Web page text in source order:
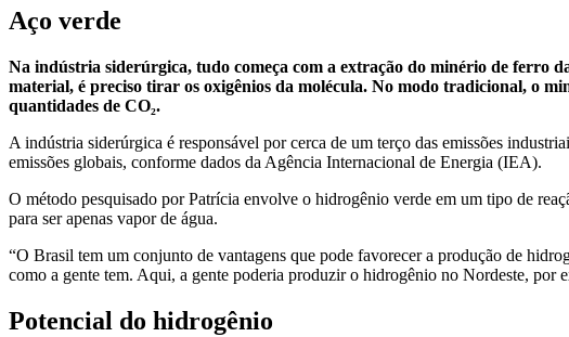
Aço verde
Na indústria siderúrgica, tudo começa com a extração do minério de ferro
material, é preciso tirar os oxigênios da molécula. No modo tradicional, o
quantidades de CO₂.
A indústria siderúrgica é responsável por cerca de um terço das emissões
emissões globais, conforme dados da Agência Internacional de Energia (IEA).
O método pesquisado por Patrícia envolve o hidrogênio verde em um tipo de
para ser apenas vapor de água.
“O Brasil tem um conjunto de vantagens que pode favorecer a produção de
como a gente tem. Aqui, a gente poderia produzir o hidrogênio no Nordeste, por
Potencial do hidrogênio